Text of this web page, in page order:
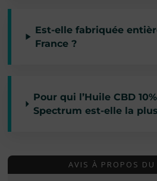
Est-elle fabriquée
France ?
Pour qui l’Huile CBD
Spectrum est-elle la
AVIS À PROPOS DU